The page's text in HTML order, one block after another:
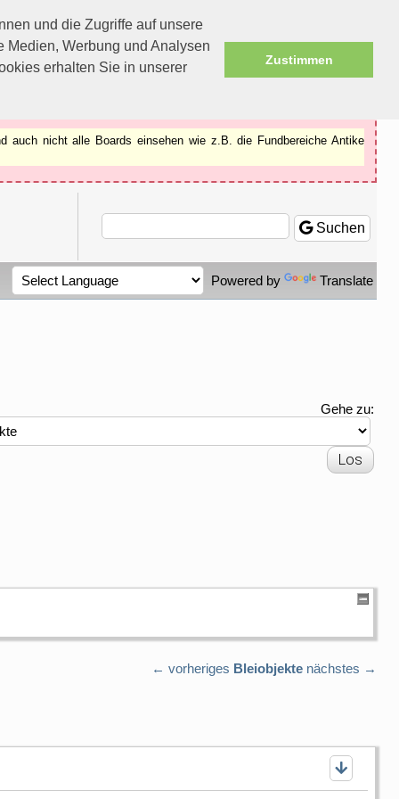
und die Zugriffe auf unsere
Medien, Werbung und Analysen
erhalten Sie in unserer
Zustimmen
auch nicht alle Boards einsehen wie z.B. die Fundbereiche Antike
Suchen
Powered by Translate
Gehe zu:
← vorheriges Bleiobjekte nächstes →